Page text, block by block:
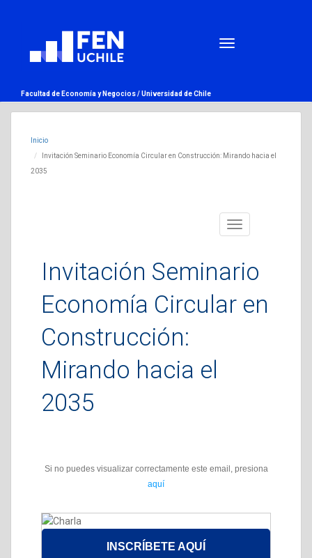
Facultad de Economía y Negocios /Universidad de Chile
Inicio
Invitación Seminario Economía Circular en Construcción: Mirando hacia el
2035
Toggle
Invitación Seminario
Economía Circular en
Construcción:
Mirando hacia el
2035
Si no puedes visualizar correctamente este email, presiona
aquí
INSCRÍBETE AQUÍ